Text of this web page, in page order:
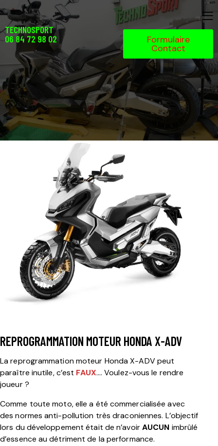
TECHNOSPORT
06 84 72 98 02
Formulaire
Contact
REPROGRAMMATION MOTEUR HONDA X-ADV
La reprogrammation moteur Honda X-ADV peut
paraître inutile, c’est FAUX…. Voulez-vous le rendre
joueur ?
Comme toute moto, elle a été commercialisée avec
des normes anti-pollution très draconiennes. L’objectif
lors du développement était de n’avoirAUCUN imbrûlé
d’essence au détriment de la performance.